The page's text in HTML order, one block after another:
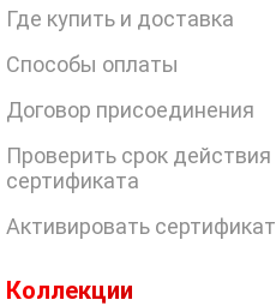
Где купить и доставка
Способы оплаты
Договор присоединения
Проверить срок действия
сертификата
Активировать сертификат
Коллекции